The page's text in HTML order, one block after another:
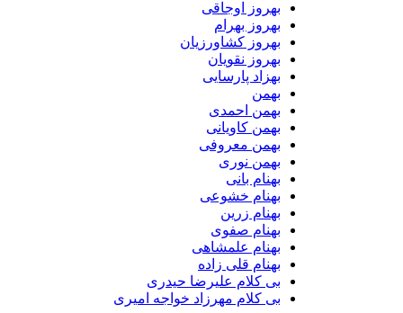
بهروز اوجاقی
بهروز بهرام
بهروز کشاورزیان
بهروز نقویان
بهزاد پارسایی
بهمن
بهمن احمدی
بهمن کاویانی
بهمن معروفی
بهمن نوری
بهنام بانی
بهنام خشوعی
بهنام زرین
بهنام صفوی
بهنام علمشاهی
بهنام قلی زاده
بی کلام علیرضا حیدری
بی کلام مهرزاد خواجه امیری